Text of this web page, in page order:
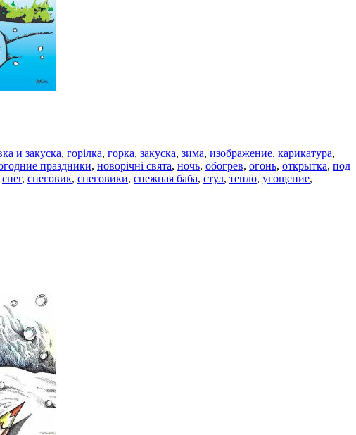
и закуска, горілка, горка, закуска, зима, изображение, карикатура,
праздники, новорічні свята, ночь, обогрев, огонь, открытка, под
снег, снеговик, снеговики, снежная баба, стул, тепло, угощение,